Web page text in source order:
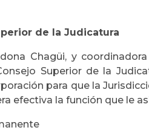
de la Judicatura
Chagüi, y
Superior de la
para que la
efectiva la función que le